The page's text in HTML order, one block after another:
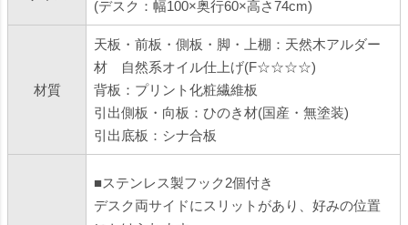
(デスク：幅100×奥行60×高さ74cm)
材質
天板・前板・側板・脚・上棚：天然木アルダー
材 自然系オイル仕上げ(F☆☆☆☆)
背板：プリント化粧繊維板
引出側板・向板：ひのき材(国産・無塗装)
引出底板：シナ合板
■ステンレス製フック2個付き
デスク両サイドにスリットがあり、好みの位置